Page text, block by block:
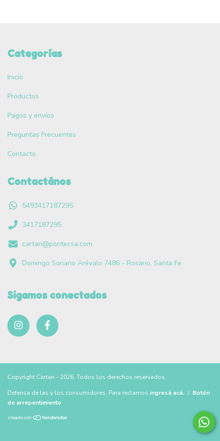
Categorías
Inicio
Productos
Pagos y envíos
Preguntas Frecuentes
Contacto
Contactános
5493417187295
3417187295
cartan@pontecsa.com
Domingo Soriano Arévalo 7486 - Rosario, Santa Fe
Sigamos conectados
Copyright Cartan - 2026. Todos los derechos reservados.
Defensa de las y los consumidores. Para reclamos ingresá acá. / Botón
de arrepentimiento